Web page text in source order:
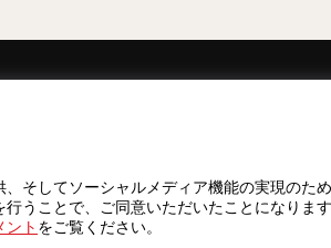
そしてソーシャルメディア機能の実現のた
うことで、ご同意いただいたことになりま
ント をご覧ください。